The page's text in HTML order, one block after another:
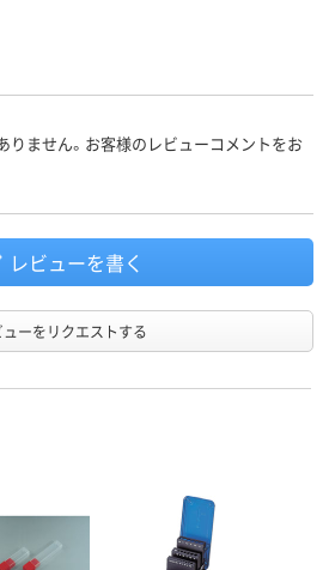
りません。お客様のレビューコメントをお
レビューを書く
ューをリクエストする